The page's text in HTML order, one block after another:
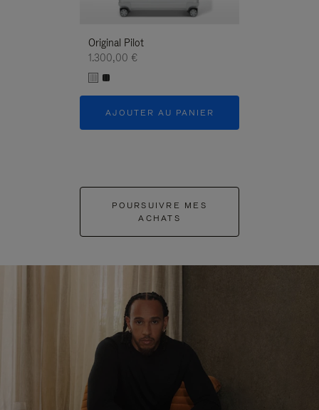
Original Pilot
1.300,00 €
AJOUTER AU PANIER
POURSUIVRE MES
ACHATS